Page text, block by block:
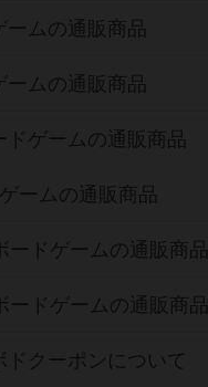
ームの通販商品
ームの通販商品
ドゲームの通販商品
ームの通販商品
ードゲームの通販商品
ードゲームの通販商品
ドクーポンについて